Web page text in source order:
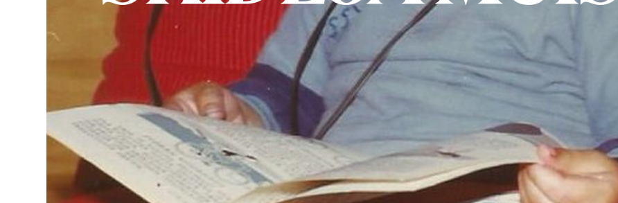
G LIVELAB
YSTÄVÄKLUBI
TIETOSUOJA